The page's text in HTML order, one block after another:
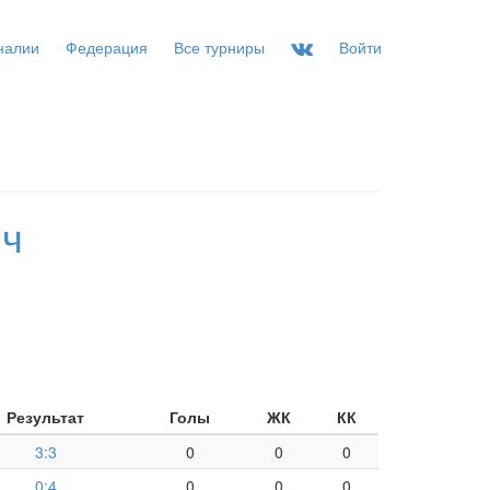
Федерация Все турниры Войти
Результат Голы ЖК
КК
3:3
0 0
0
0:4
0 0 0